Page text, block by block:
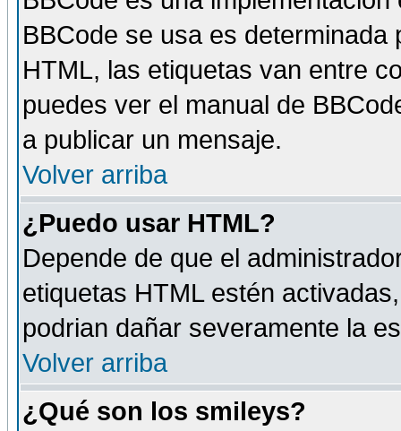
BBCode se usa es
HTML, las etiquetas van entre
puedes ver el manual de
a publicar un mensaje.
Volver arriba
¿Puedo usar HTML?
Depende de que el
etiquetas HTML estén
podrian dañar severamente la
Volver arriba
¿Qué son los smileys?